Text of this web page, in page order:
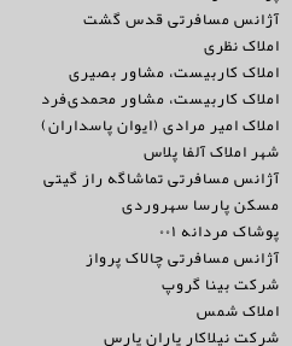
آژانس مسافرتی قدس گشت
املاک نظری
املاک کاربیست، مشاور بصیری
املاک کاربیست، مشاور محمدی‌فرد
املاک امیر مرادی (ایوان پاسداران)
شهر املاک آلفا پلاس
آژانس مسافرتی تماشاگه راز گیتی
مسکن پارسا سهروردی
پوشاک مردانه ۰۰۱
آژانس مسافرتی چالاک پرواز
شرکت بینا گروپ
املاک شمس
شرکت نیلاکار یاران پارس